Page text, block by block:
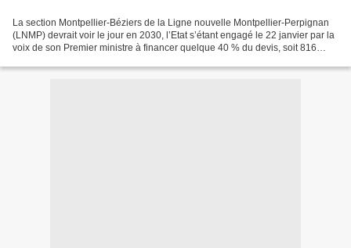
La section Montpellier-Béziers de la Ligne nouvelle Montpellier-Perpignan
(LNMP) devrait voir le jour en 2030, l’Etat s’étant engagé le 22 janvier par la
voix de son Premier ministre à financer quelque 40 % du devis, soit 816